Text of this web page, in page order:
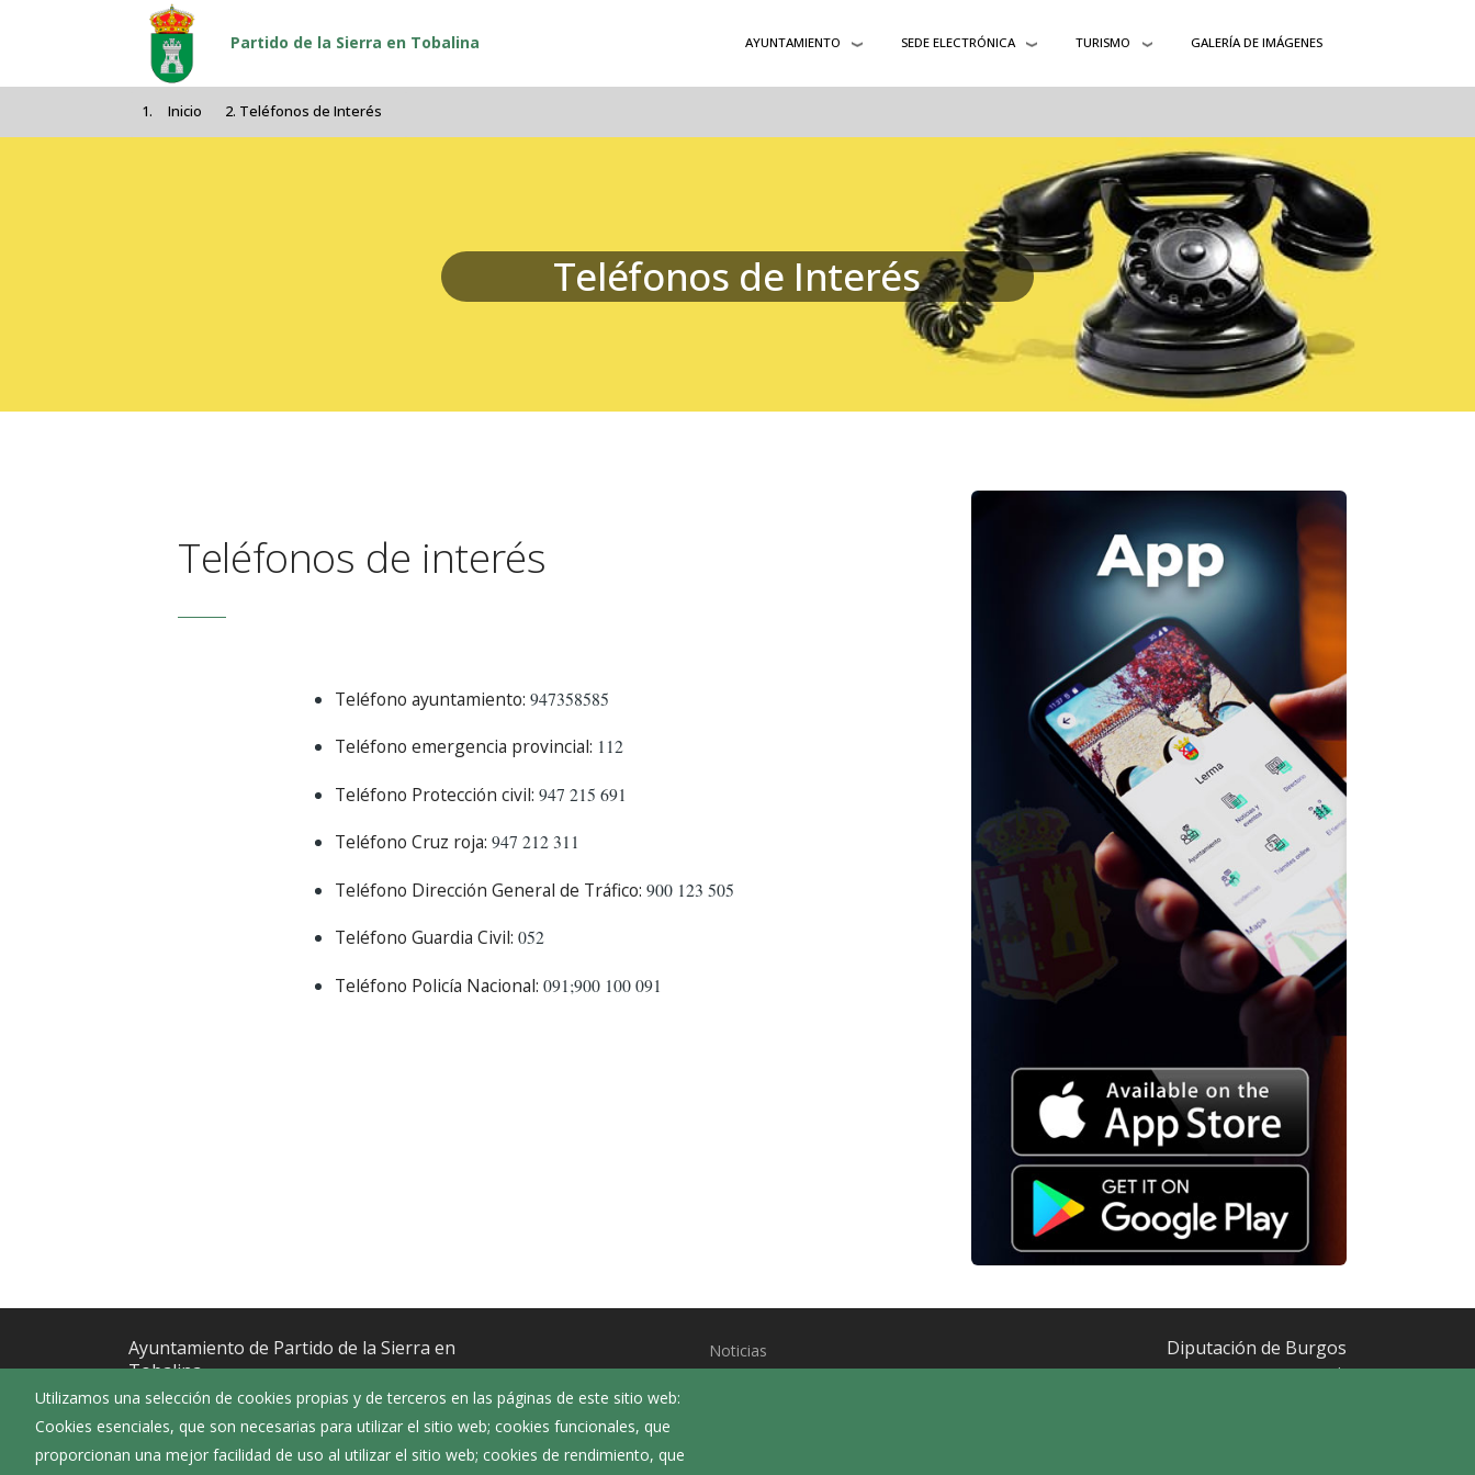
Pasar al contenido principal
Partido de la Sierra en Tobalina AYUNTAMIENTO SEDE ELECTRÓNICA TURISMO GALERÍA DE IMÁGENES
Inicio Teléfonos de Interés
Teléfonos de Interés
Teléfonos de interés
Teléfono ayuntamiento: 947358585
Teléfono emergencia provincial: 112
Teléfono Protección civil: 947 215 691
Teléfono Cruz roja: 947 212 311
Teléfono Dirección General de Tráfico: 900 123 505
Teléfono Guardia Civil: 052
Teléfono Policía Nacional: 091;900 100 091
Utilizamos una selección de cookies propias y de terceros en las páginas de este sitio web:
Cookies esenciales, que son necesarias para utilizar el sitio web; cookies funcionales, que
proporcionan una mejor facilidad de uso al utilizar el sitio web; cookies de rendimiento, que
Ayuntamiento de Partido de la Sierra en
Tobalina
: Plaza Consistorio - 1 - Valderrama (09211)
Burgos
: 947358585
Noticias
Corporación Municipal
Teléfonos de interés
Diputación de Burgos
Mapa Web